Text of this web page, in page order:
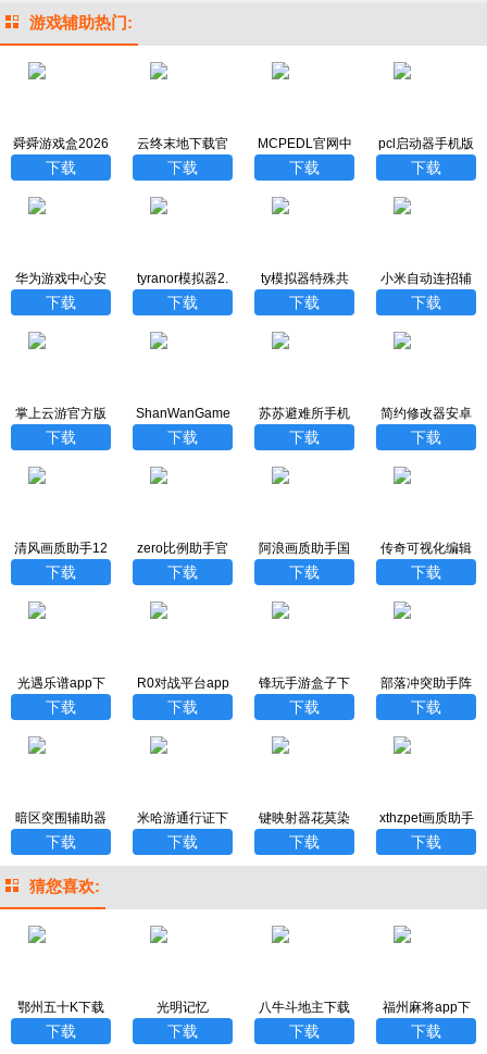
游戏辅助热门:
舜舜游戏盒2026
最新版
下载
云终末地下载官
方最新版
下载
MCPEDL官网中
文汉化版
下载
pcl启动器手机版
下载
下载
华为游戏中心安
装
下载
tyranor模拟器2.
3.3版
下载
ty模拟器特殊共
存版
下载
小米自动连招辅
助器最新版
下载
掌上云游官方版
下载
ShanWanGame
pad安卓版
下载
苏苏避难所手机
正版
下载
简约修改器安卓
下载最新版
下载
清风画质助手12
0帧下载
下载
zero比例助手官
方版
下载
阿浪画质助手国
际服免费官方下
下载
传奇可视化编辑
器手机版
下载
光遇乐谱app下
载最新版
下载
R0对战平台app
官方下载
下载
锋玩手游盒子下
载
下载
部落冲突助手阵
型复制软件
下载
暗区突围辅助器
免费绿色版
下载
米哈游通行证下
载安装最新版
下载
键映射器花莫染
汉化版
下载
xthzpet画质助手
120帧
下载
猜您喜欢:
鄂州五十K下载
下载
光明记忆
下载
八牛斗地主下载
下载
福州麻将app下
载
下载